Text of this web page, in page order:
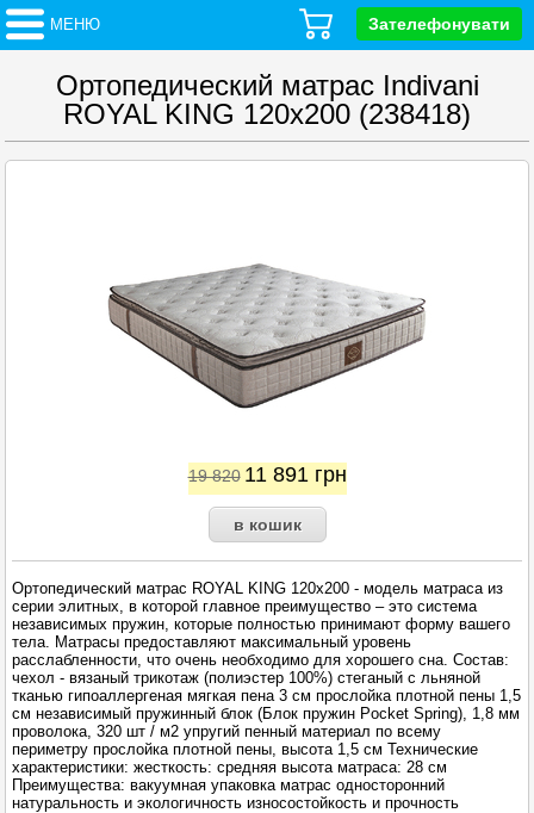
МЕНЮ Зателефонувати
Ортопедический матрас Indivani
ROYAL KING 120x200 (238418)
19 820 11 891 грн
Ортопедический матрас ROYAL KING 120x200 - модель матраса из
серии элитных, в которой главное преимущество – это система
независимых пружин, которые полностью принимают форму вашего
тела. Матрасы предоставляют максимальный уровень
расслабленности, что очень необходимо для хорошего сна. Состав:
чехол - вязаный трикотаж (полиэстер 100%) стеганый с льняной
тканью гипоаллергеная мягкая пена 3 см прослойка плотной пены 1,5
см независимый пружинный блок (Блок пружин Pocket Spring), 1,8 мм
проволока, 320 шт / м2 упругий пенный материал по всему
периметру прослойка плотной пены, высота 1,5 см Технические
характеристики: жесткость: средняя высота матраса: 28 см
Преимущества: вакуумная упаковка матрас односторонний
натуральность и экологичность износостойкость и прочность